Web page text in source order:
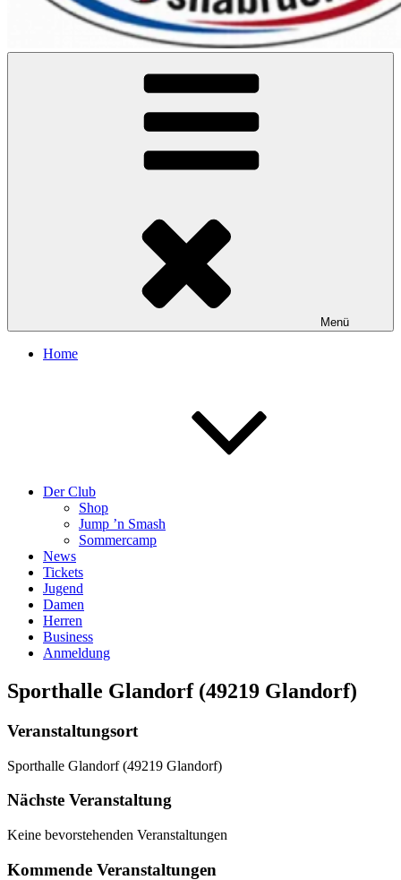
Menü
Home
Der Club
Shop
Jump ’n Smash
Sommercamp
News
Tickets
Jugend
Damen
Herren
Business
Anmeldung
Sporthalle Glandorf (49219 Glandorf)
Veranstaltungsort
Sporthalle Glandorf (49219 Glandorf)
Nächste Veranstaltung
Keine bevorstehenden Veranstaltungen
Kommende Veranstaltungen